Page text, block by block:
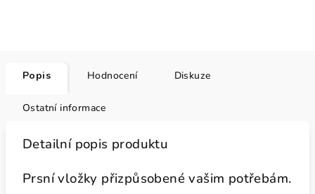
Popis Hodnocení Diskuze
Ostatní informace
Detailní popis produktu
Prsní vložky přizpůsobené vašim potřebám.